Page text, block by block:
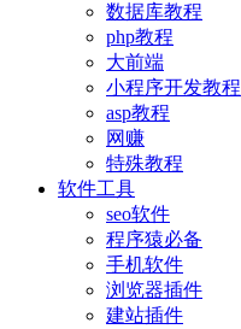
数据库教程
php教程
大前端
小程序开发教程
asp教程
网赚
特殊教程
软件工具
seo软件
程序猿必备
手机软件
浏览器插件
建站插件